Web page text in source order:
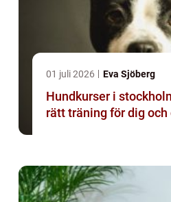
01 juli 2026 Eva Sjöberg
Hundkurser i stockholm så hittar
rätt träning för dig och